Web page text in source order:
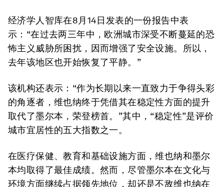
经济学人智库在8月14日发表的一份报告中表
示：“在过去两三年中，欧洲城市深受不断蔓延的恐
怖主义威胁所困扰，因而增强了安全设施。所以，
去年该地区也开始恢复了平静。”
该机构还表示：“作为长期以来一直致力于争得头彩
的角逐者，维也纳终于凭借其在稳定性方面的提升
取代了墨尔本，荣登榜首。”其中，“稳定性”是评价
城市宜居性的五大指数之一。
在医疗保健、教育和基础设施方面，维也纳和墨尔
本均取得了最佳成绩。然而，尽管墨尔本在文化与
环境方面继续占据领先地位，却还是不敌维也纳在